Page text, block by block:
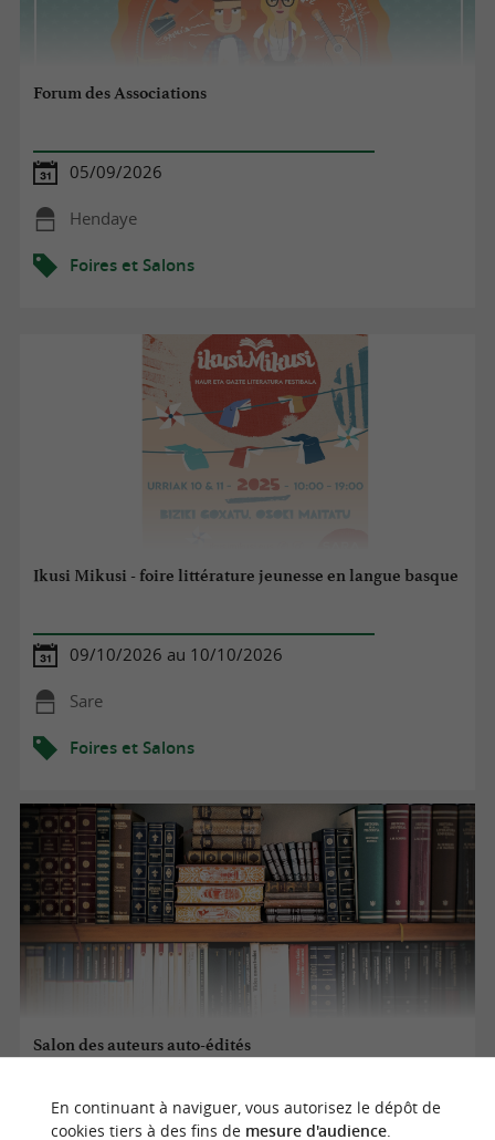
Forum des Associations
05/09/2026
Hendaye
Foires et Salons
Ikusi Mikusi - foire littérature jeunesse en langue basque
09/10/2026 au 10/10/2026
Sare
Foires et Salons
Salon des auteurs auto-édités
10/10/2026
En continuant à naviguer, vous autorisez le dépôt de
cookies tiers à des fins de mesure d'audience.